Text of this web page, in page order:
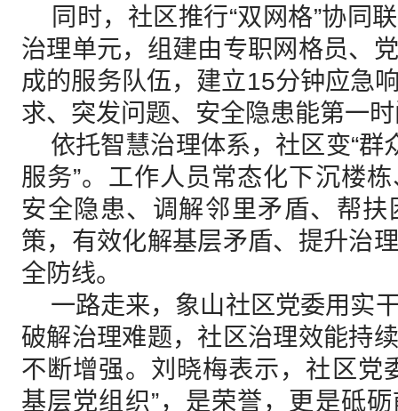
同时，社区推行“双网格”协同
治理单元，组建由专职网格员、
成的服务队伍，建立15分钟应急
求、突发问题、安全隐患能第一
依托智慧治理体系，社区变“群
服务”。工作人员常态化下沉楼
安全隐患、调解邻里矛盾、帮
策，有效化解基层矛盾、提升治
全防线。
一路走来，象山社区党委用实
破解治理难题，社区治理效能持
不断增强。刘晓梅表示，社区党
基层党组织”，是荣誉，更是砥